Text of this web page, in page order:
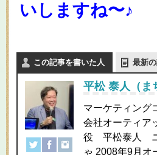
いしますね〜♪
この記事を書いた人 最新
平松 泰人（ま
マーケティング
会社オーティ
役 平松泰人 ニ
ゃ 2008年9月オ